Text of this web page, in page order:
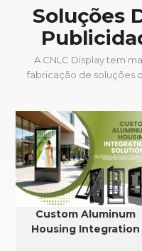
Soluções
A CNLC Display tem
fabricação de soluções
Custom Aluminum
Housing Integration